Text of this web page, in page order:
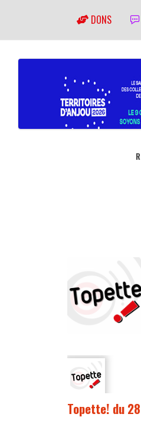
DONS
Topette! du